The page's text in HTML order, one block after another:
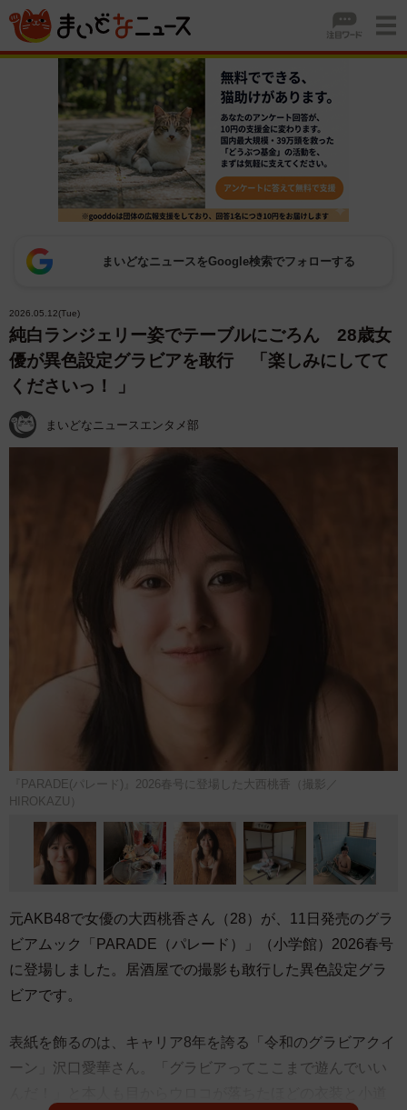
まいどなニュースをGoogle検索でフォローする
2026.05.12(Tue)
純白ランジェリー姿でテーブルにごろん 28歳女
優が異色設定グラビアを敢行 「楽しみにしてて
くださいっ！ 」
まいどなニュースエンタメ部
『PARADE(パレード)』2026春号に登場した大西桃香（撮影／
HIROKAZU）
元AKB48で女優の大西桃香さん（28）が、11日発売のグラ
ビアムック「PARADE（パレード）」（小学館）2026春号
に登場しました。居酒屋での撮影も敢行した異色設定グラ
ビアです。
表紙を飾るのは、キャリア8年を誇る「令和のグラビアクイ
ーン」沢口愛華さん。「グラビアってここまで遊んでいい